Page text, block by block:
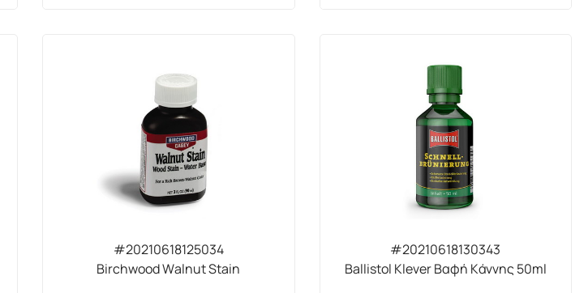
#20210618125034
Birchwood Walnut Stain
#20210618130343
Ballistol Klever Βαφή Κάννης 50ml